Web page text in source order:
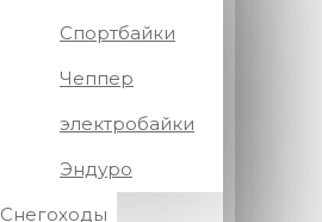
Спортбайки
Чеппер
электробайки
Эндуро
Снегоходы